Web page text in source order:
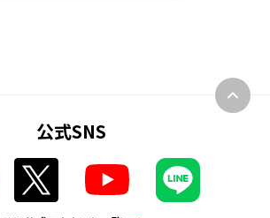
公式SNS